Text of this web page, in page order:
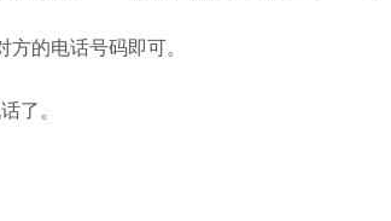
的电话号码即可。
了。